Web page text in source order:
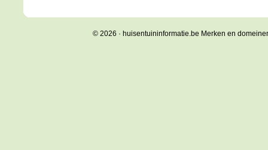
© 2026 · huisentuininformatie.be Merken en